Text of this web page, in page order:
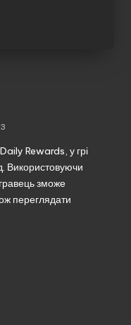
Rewards, у грі
Використовуючи
зможе
переглядати